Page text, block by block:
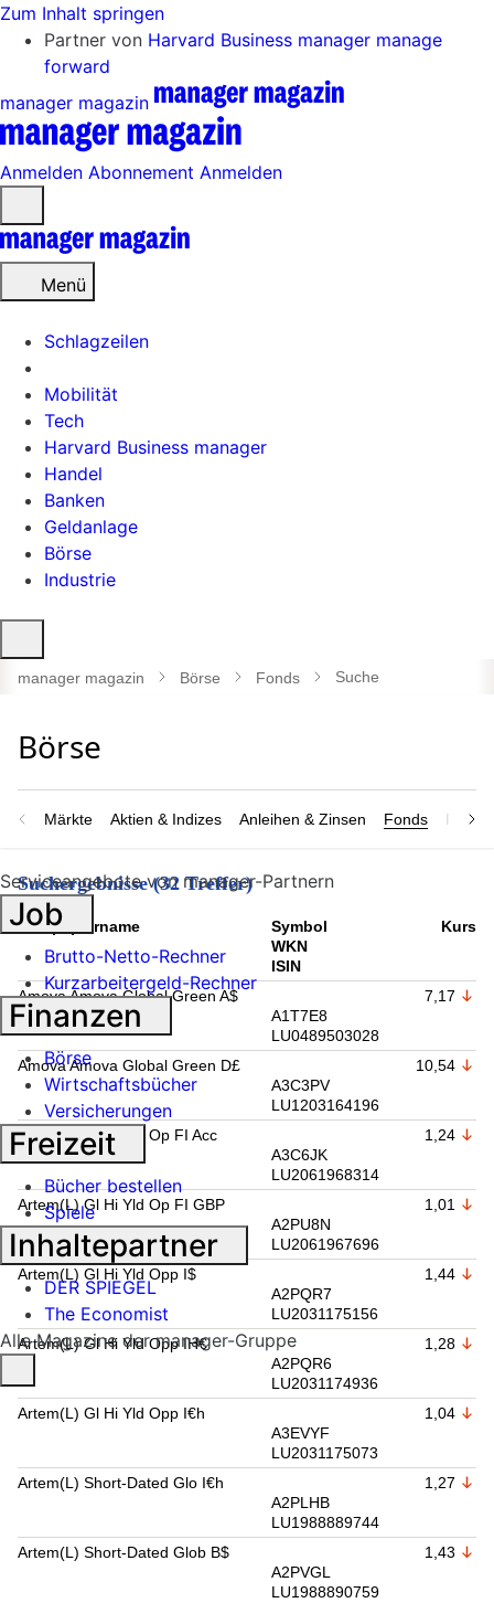
Zum Inhalt springen
Partner von Harvard Business manager manage
forward
manager magazin
Anmelden Abonnement Anmelden
öffnen
Menü
Schlagzeilen
Mobilität
Tech
Harvard Business manager
Handel
Banken
Geldanlage
Börse
Industrie
öffnen
manager magazin Börse Fonds Suche
Märkte Aktien & Indizes Anleihen & Zinsen Fonds
Suchergebnisse (32 Treffer)
Wert­papier­name
Symbol
WKN
ISIN
Kurs
Amova Amova Global Green A$
A1T7E8
LU0489503028
7,17
Amova Amova Global Green D£
A3C3PV
LU1203164196
10,54
Artem(L) Gl Hi Yld Op FI Acc
A3C6JK
LU2061968314
1,24
Artem(L) Gl Hi Yld Op FI GBP
A2PU8N
LU2061967696
1,01
Artem(L) Gl Hi Yld Opp I$
A2PQR7
LU2031175156
1,44
Artem(L) Gl Hi Yld Opp IH€
A2PQR6
LU2031174936
1,28
Artem(L) Gl Hi Yld Opp I€h
A3EVYF
LU2031175073
1,04
Artem(L) Short-Dated Glo I€h
A2PLHB
LU1988889744
1,27
Artem(L) Short-Dated Glob B$
A2PVGL
LU1988890759
1,43
Serviceangebote von manager-Partnern
Job
Brutto-Netto-Rechner
Kurzarbeitergeld-Rechner
Finanzen
Börse
Wirtschaftsbücher
Versicherungen
Freizeit
Bücher bestellen
Spiele
Inhaltepartner
DER SPIEGEL
The Economist
Alle Magazine der manager-Gruppe